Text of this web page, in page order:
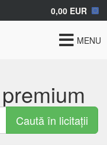
0,00 EUR
Toggle
MENU
Caută în licitații